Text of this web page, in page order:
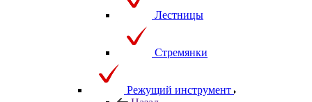
Лестницы
Стремянки
Режущий инструмент